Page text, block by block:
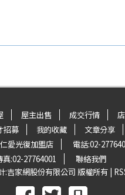
屋主出售 成交行情
招募 我的收藏 文章分享
愛光復加盟店
電話:02-
真:02-27764001
聯絡我們
:吉家網股份有限公司 版權所有 |